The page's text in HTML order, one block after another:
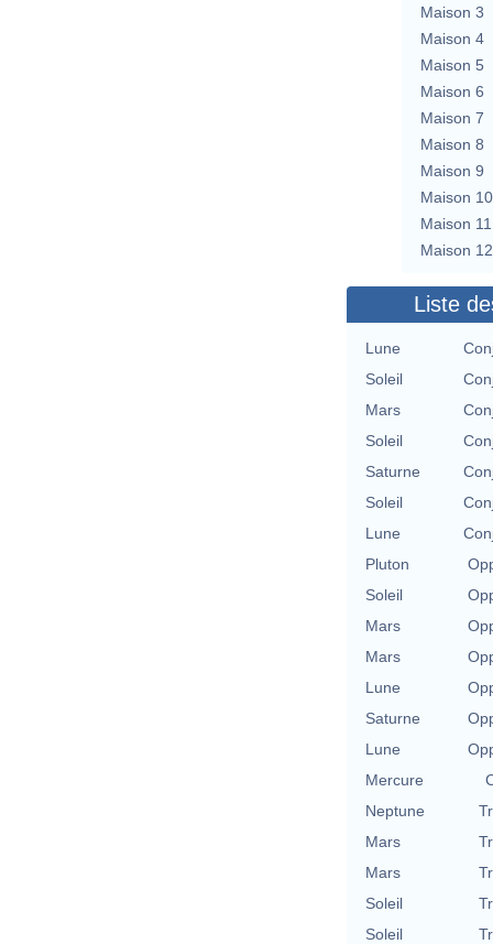
Maison 3
Maison 4
Maison 5
Maison 6
Maison 7
Maison 8
Maison 9
Maison 10
Maison 11
Maison 12
Liste
Lune
Soleil
Mars
Soleil
Saturne
Soleil
Lune
Pluton
Soleil
Mars
Mars
Lune
Saturne
Lune
Mercure
Neptune
Mars
Mars
Soleil
Soleil